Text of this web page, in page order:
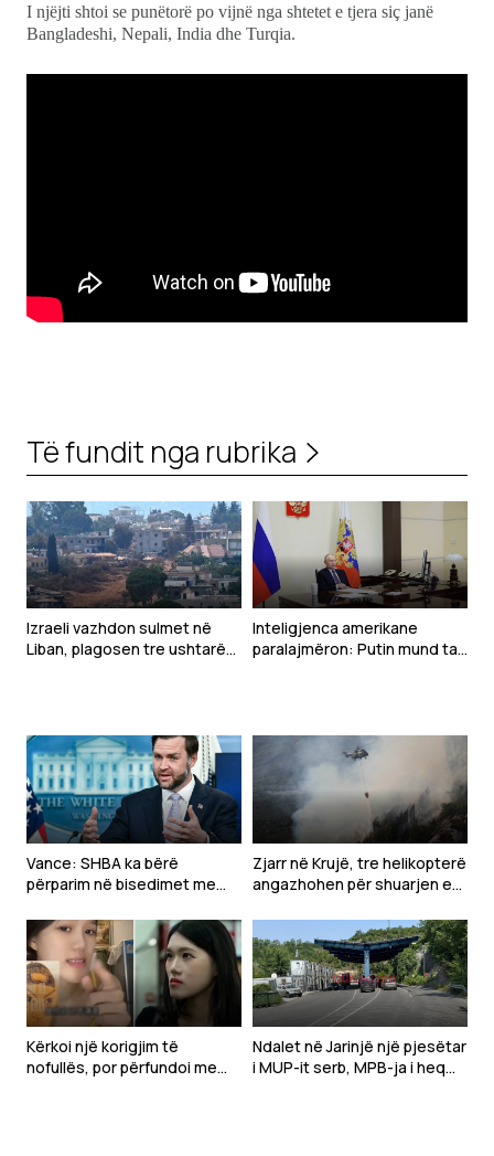
I njëjti shtoi se punëtorë po vijnë nga shtetet e tjera siç janë
Bangladeshi, Nepali, India dhe Turqia.
Të fundit nga rubrika
Izraeli vazhdon sulmet në
Liban, plagosen tre ushtarë
Inteligjenca amerikane
paralajmëron: Putin mund ta
Vance: SHBA ka bërë
përparim në bisedimet me
Zjarr në Krujë, tre helikopterë
angazhohen për shuarjen e
zjarrvënie të qëllimshme
Kërkoi një korigjim të
nofullës, por përfundoi me
Ndalet në Jarinjë një pjesëtar
i MUP-it serb, MPB-ja i heq